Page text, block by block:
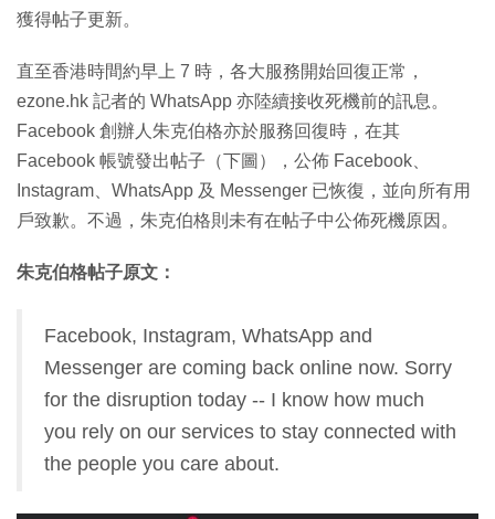
獲得帖子更新。
直至香港時間約早上 7 時，各大服務開始回復正常，
ezone.hk 記者的 WhatsApp 亦陸續接收死機前的訊息。
Facebook 創辦人朱克伯格亦於服務回復時，在其
Facebook 帳號發出帖子（下圖），公佈 Facebook、
Instagram、WhatsApp 及 Messenger 已恢復，並向所有用
戶致歉。不過，朱克伯格則未有在帖子中公佈死機原因。
朱克伯格帖子原文：
Facebook, Instagram, WhatsApp and
Messenger are coming back online now. Sorry
for the disruption today -- I know how much
you rely on our services to stay connected with
the people you care about.